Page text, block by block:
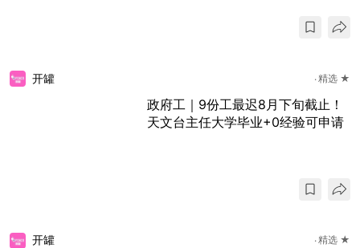
开罐 精选 ★
政府工｜9份工最迟8月下旬截止！
天文台主任大学毕业+0经验可申请
开罐 精选 ★